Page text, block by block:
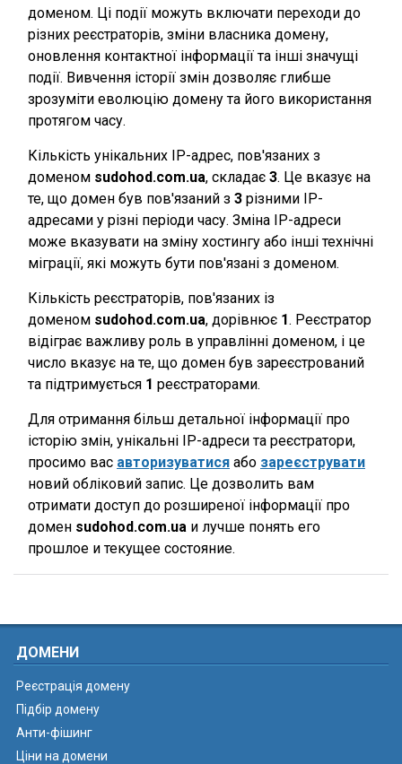
доменом. Ці події можуть включати переходи до
різних реєстраторів, зміни власника домену,
оновлення контактної інформації та інші значущі
події. Вивчення історії змін дозволяє глибше
зрозуміти еволюцію домену та його використання
протягом часу.
Кількість унікальних IP-адрес, пов'язаних з
доменом sudohod.com.ua, складає 3. Це вказує на
те, що домен був пов'язаний з 3 різними IP-
адресами у різні періоди часу. Зміна IP-адреси
може вказувати на зміну хостингу або інші технічні
міграції, які можуть бути пов'язані з доменом.
Кількість реєстраторів, пов'язаних із
доменом sudohod.com.ua, дорівнює 1. Реєстратор
відіграє важливу роль в управлінні доменом, і це
число вказує на те, що домен був зареєстрований
та підтримується 1 реєстраторами.
Для отримання більш детальної інформації про
історію змін, унікальні IP-адреси та реєстратори,
просимо вас авторизуватися або зареєструвати
новий обліковий запис. Це дозволить вам
отримати доступ до розширеної інформації про
домен sudohod.com.ua и лучше понять его
прошлое и текущее состояние.
ДОМЕНИ
Реєстрація домену
Підбір домену
Анти-фішинг
Ціни на домени